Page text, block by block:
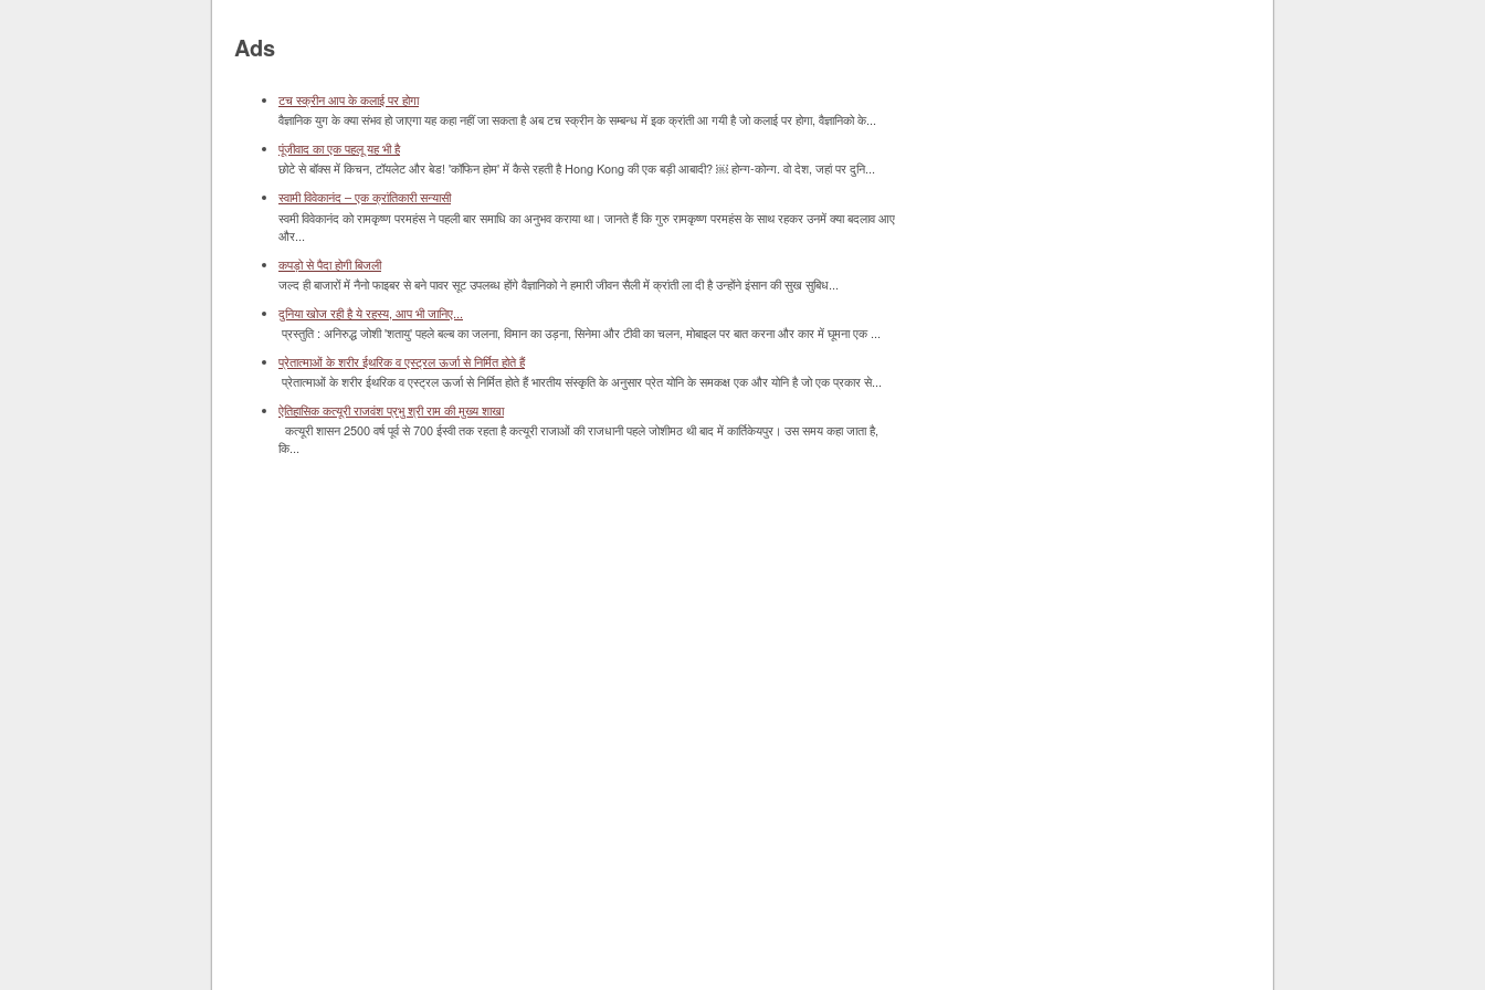
Ads
टच स्क्रीन आप के कलाई पर होगा
वैज्ञानिक युग के क्या संभव हो जाएगा यह कहा नहीं जा सकता है अब टच स्क्रीन के सम्बन्ध में इक क्रांती आ गयी है जो कलाई पर होगा, वैज्ञानिको के...
पूंजीवाद का एक पहलू यह भी है
छोटे से बॉक्‍स में किचन, टॉयलेट और बेड! 'कॉफिन होम' में कैसे रहती है Hong Kong की एक बड़ी आबादी? ￼ होन्ग-कोन्ग. वो देश, जहां पर दुनि...
स्वामी विवेकानंद – एक क्रांतिकारी सन्यासी
स्वमी विवेकानंद को रामकृष्ण परमहंस ने पहली बार समाधि का अनुभव कराया था। जानते हैं कि गुरु रामकृष्ण परमहंस के साथ रहकर उनमें क्या बदलाव आए
और...
कपड़ो से पैदा होगी बिजली
जल्द ही बाजारों में नैनो फाइबर से बने पावर सूट उपलब्ध होंगे वैज्ञानिको ने हमारी जीवन सैली में क्रांती ला दी है उन्होंने इंसान की सुख सुबिध...
दुनिया खोज रही है ये रहस्य, आप भी जानिए...
प्रस्तुति : अनिरुद्ध जोशी 'शतायु' पहले बल्ब का जलना, विमान का उड़ना, सिनेमा और टीवी का चलन, मोबाइल पर बात करना और कार में घूमना एक ...
प्रेतात्माओं के शरीर ईथरिक व एस्ट्रल ऊर्जा से निर्मित होते हैं
प्रेतात्माओं के शरीर ईथरिक व एस्ट्रल ऊर्जा से निर्मित होते हैं भारतीय संस्कृति के अनुसार प्रेत योनि के समकक्ष एक और योनि है जो एक प्रकार से...
ऐतिहासिक कत्यूरी राजवंश प्रभु श्री राम की मुख्य शाखा
कत्यूरी शासन 2500 वर्ष पूर्व से 700 ईस्वी तक रहता है कत्यूरी राजाओं की राजधानी पहले जोशीमठ थी बाद में कार्तिकेयपुर। उस समय कहा जाता है,
कि...